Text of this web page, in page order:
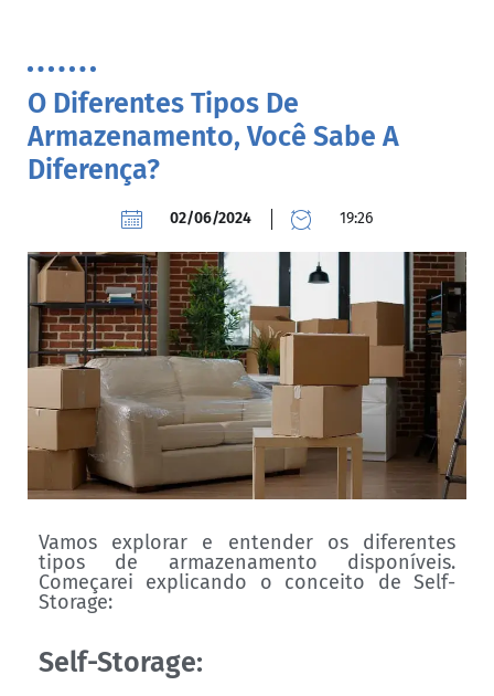
O Diferentes Tipos De
Armazenamento, Você Sabe A
Diferença?
02/06/2024 19:26
Vamos explorar e entender os diferentes
tipos de armazenamento disponíveis.
Começarei explicando o conceito de Self-
Storage:
Self-Storage: